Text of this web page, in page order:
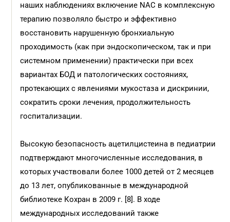
наших наблюдениях включение NАС в комплексную
терапию позволяло быстро и эффективно
восстановить нарушенную бронхиальную
проходимость (как при эндоскопическом, так и при
системном применении) практически при всех
вариантах БОД и патологических состояниях,
протекающих с явлениями мукостаза и дискринии,
сократить сроки лечения, продолжительность
госпитализации.
Высокую безопасность ацетилцистеина в педиатрии
подтверждают многочисленные исследования, в
которых участвовали более 1000 детей от 2 месяцев
до 13 лет, опубликованные в международной
библиотеке Кохран в 2009 г. [8]. В ходе
международных исследований также